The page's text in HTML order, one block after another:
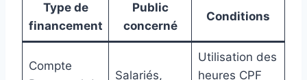
Type de
financement
Public
concerné
Conditions
Compte
Salariés,
Utilisation des
heures CPF